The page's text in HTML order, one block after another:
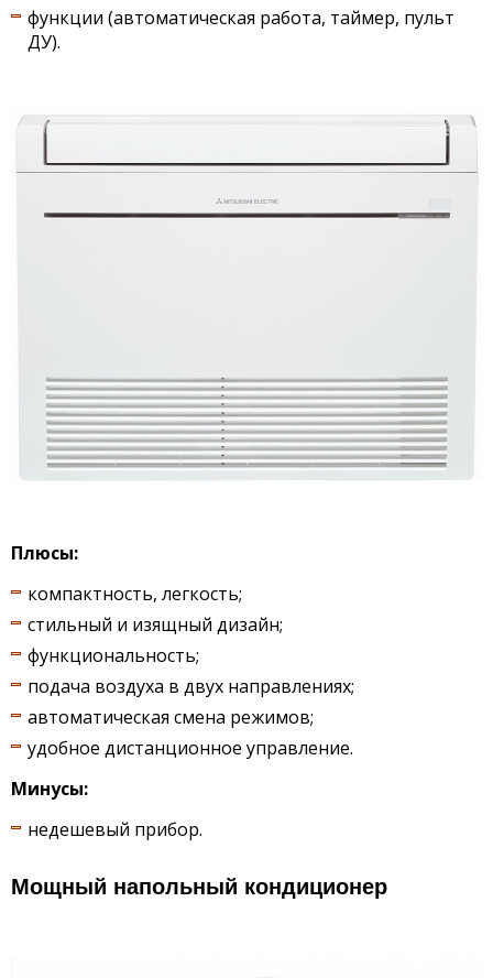
функции (автоматическая работа, таймер, пульт
ДУ).
Плюсы:
компактность, легкость;
стильный и изящный дизайн;
функциональность;
подача воздуха в двух направлениях;
автоматическая смена режимов;
удобное дистанционное управление.
Минусы:
недешевый прибор.
Мощный напольный кондиционер